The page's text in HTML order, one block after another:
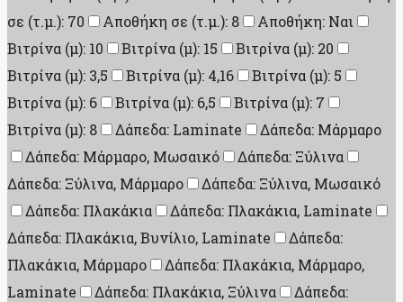
σε (τ.μ.): 70
Αποθήκη σε (τ.μ.): 8
Αποθήκη: Ναι
Βιτρίνα (μ): 10
Βιτρίνα (μ): 15
Βιτρίνα (μ): 20
Βιτρίνα (μ): 3,5
Βιτρίνα (μ): 4,16
Βιτρίνα (μ): 5
Βιτρίνα (μ): 6
Βιτρίνα (μ): 6,5
Βιτρίνα (μ): 7
Βιτρίνα (μ): 8
Δάπεδα: Laminate
Δάπεδα: Μάρμαρο
Δάπεδα: Μάρμαρο, Μωσαικό
Δάπεδα: Ξύλινα
Δάπεδα: Ξύλινα, Μάρμαρο
Δάπεδα: Ξύλινα, Μωσαικό
Δάπεδα: Πλακάκια
Δάπεδα: Πλακάκια, Laminate
Δάπεδα: Πλακάκια, Βυνίλιο, Laminate
Δάπεδα:
Πλακάκια, Μάρμαρο
Δάπεδα: Πλακάκια, Μάρμαρο,
Laminate
Δάπεδα: Πλακάκια, Ξύλινα
Δάπεδα: